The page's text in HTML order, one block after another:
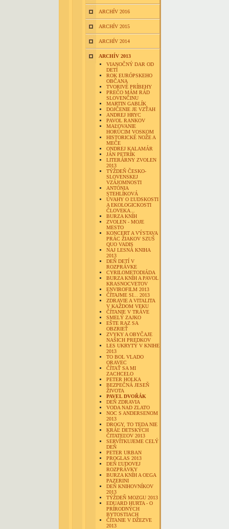
ARCHÍV 2016
ARCHÍV 2015
ARCHÍV 2014
ARCHÍV 2013
VIANOČNÝ DAR OD
DETÍ
ROK EURÓPSKEHO
OBČANA
TVORIVÉ PRÍBEHY
PREČO MÁM RÁD
SLOVENČINU
MARTIN GABLÍK
DOJČENIE JE VZŤAH
ANDREJ HRYC
PAVOL RANKOV
MAĽOVANIE
HORÚCIM VOSKOM
HISTORICKÉ NOŽE A
MEČE
ONDREJ KALAMÁR
JÁN PETRÍK
LITERÁRNY ZVOLEN
2013
TÝŽDEŇ ČESKO-
SLOVENSKEJ
VZÁJOMNOSTI
ANTÓNIA
STEHLÍKOVÁ
ÚVAHY O ĽUDSKOSTI
A EKOLOGICKOSTI
ČLOVEKA...
BURZA KNÍH
ZVOLEN - MOJE
MESTO
KONCERT A VÝSTAVA
PRÁC ŽIAKOV SZUŠ
QUO VADIS
NAJ LESNÁ KNIHA
2013
DEŇ DETÍ V
ROZPRÁVKE
CYRILOMETODIÁDA
BURZA KNÍH A PAVOL
KRASNOCVETOV
ENVIROFILM 2013
ČÍTAJME SI... 2013
ZDRAVIE A VITALITA
V KAŽDOM VEKU
ČÍTANIE V TRÁVE
SMELÝ ZAJKO
EŠTE RAZ SA
OBZRIEŤ
ZVYKY A OBYČAJE
NAŠICH PREDKOV
LES UKRYTÝ V KNIHE
2013
TO BOL VLADO
ORAVEC
ČÍTAŤ SA MI
ZACHCELO
PETER HOLKA
BEZPEČNÁ JESEŇ
ŽIVOTA
PAVEL DVOŘÁK
DEŇ ZDRAVIA
VODA NAD ZLATO
NOC S ANDERSENOM
2013
DROGY, TO TEDA NIE
KRÁĽ DETSKÝCH
ČITATEĽOV 2013
SERVÍTKUJEME CELÝ
DEŇ
PETER URBAN
PROGLAS 2013
DEŇ ĽUDOVEJ
ROZPRÁVKY
BURZA KNÍH A OĽGA
PAZERINI
DEŇ KNIHOVNÍKOV
2013
TÝŽDEŇ MOZGU 2013
EDUARD HURTA - O
PRÍRODNÝCH
BYTOSTIACH
ČÍTANIE V DŽEZVE
2013